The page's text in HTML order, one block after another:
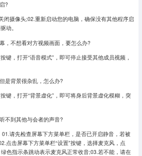
?
闭摄像头;02.重新启动您的电脑，确保没有其他程序启
动。
，不想看对方视频画面，要怎么办?
键，打开“语音模式”，即可停止接受其他成员视频，
是背景很杂乱，怎么办?
键，打开“背景虚化”，即可将身后背景虚化模糊，突
不到其他与会者的声音?
请先检查屏幕下方菜单栏，是否已开启静音，若被
点击屏幕下方菜单栏“设置”按键，选择麦克风，点
色指示条跳动表示麦克风正常收音;03.若不能，请在